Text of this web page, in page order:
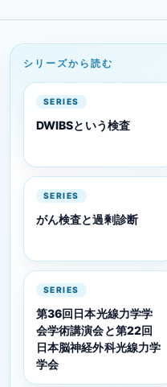
シリーズから読む
SERIES
DWIBSという検査
SERIES
がん検査と過剰診断
SERIES
第36回日本光線力学学
会学術講演会と第22回
日本脳神経外科光線力学
学会